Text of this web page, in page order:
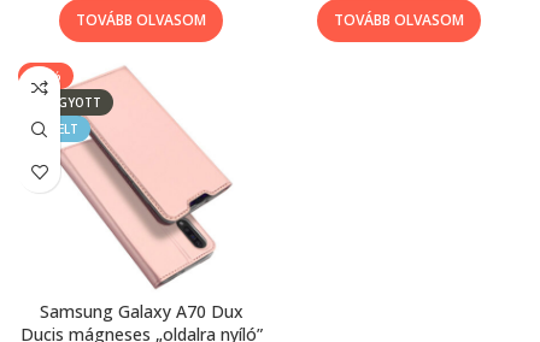
TOVÁBB OLVASOM TOVÁBB OLVASOM
-33%
ELFOGYOTT
KIEMELT
Samsung Galaxy A70 Dux
Ducis mágneses „oldalra nyíló”